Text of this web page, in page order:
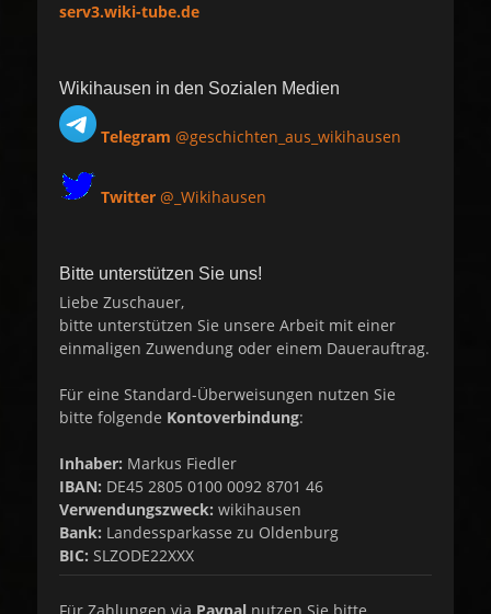
serv3.wiki-tube.de
Wikihausen in den Sozialen Medien
Telegram @geschichten_aus_wikihausen
Twitter @_Wikihausen
Bitte unterstützen Sie uns!
Liebe Zuschauer,
bitte unterstützen Sie unsere Arbeit mit einer
einmaligen Zuwendung oder einem Dauerauftrag.
Für eine Standard-Überweisungen nutzen Sie
bitte folgende Kontoverbindung:
Inhaber: Markus Fiedler
IBAN: DE45 2805 0100 0092 8701 46
Verwendungszweck: wikihausen
Bank: Landessparkasse zu Oldenburg
BIC: SLZODE22XXX